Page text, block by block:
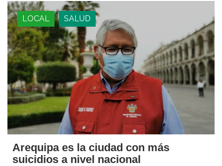
LOCAL SALUD
Arequipa es la ciudad con más
suicidios a nivel nacional